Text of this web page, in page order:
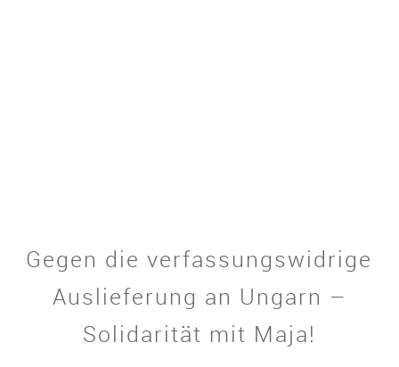
Gegen die verfassungswidrige
Auslieferung an Ungarn –
Solidarität mit Maja!